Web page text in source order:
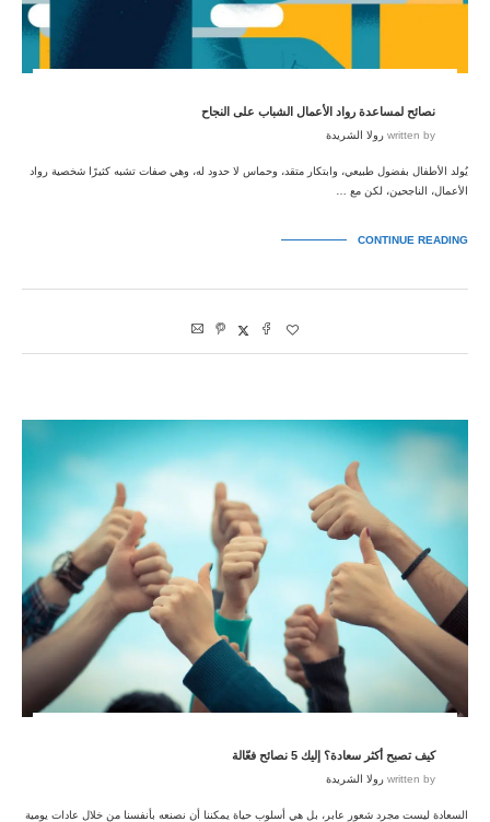
نصائح لمساعدة رواد الأعمال الشباب على النجاح
written by رولا الشريدة
يُولد الأطفال بفضول طبيعي، وابتكار متقد، وحماس لا حدود له، وهي صفات تشبه كثيرًا شخصية رواد
الأعمال، الناجحين، لكن مع …
CONTINUE READING
كيف تصبح أكثر سعادة؟ إليك 5 نصائح فعّالة
written by رولا الشريدة
السعادة ليست مجرد شعور عابر، بل هي أسلوب حياة يمكننا أن نصنعه بأنفسنا من خلال عادات يومية